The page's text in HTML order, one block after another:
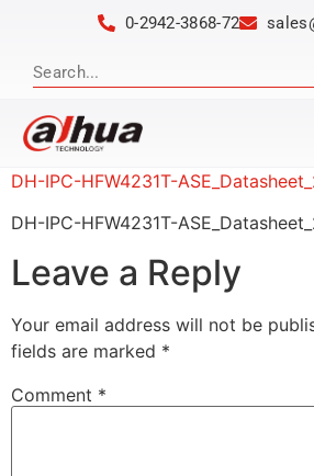
0-2942-3868-72
DH-IPC-HFW4231T-
DH-IPC-HFW4231T-
Leave a Reply
Your email address will not be
fields are marked *
Comment *